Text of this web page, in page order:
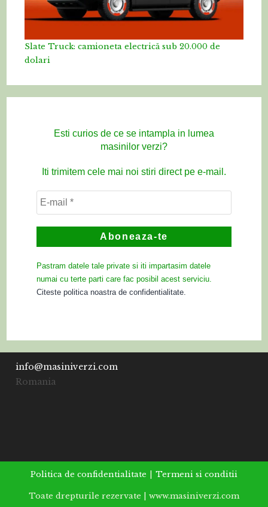
Slate Truck: camioneta electrică sub 20.000 de
dolari
Esti curios de ce se intampla in lumea
masinilor verzi?
Iti trimitem cele mai noi stiri direct pe e-mail.
Pastram datele tale private si iti impartasim datele
numai cu terte parti care fac posibil acest serviciu.
Citeste politica noastra de confidentialitate.
info@masiniverzi.com
Romania
Politica de confidentialitate Termeni si conditii
Toate drepturile rezervate | www.masiniverzi.com